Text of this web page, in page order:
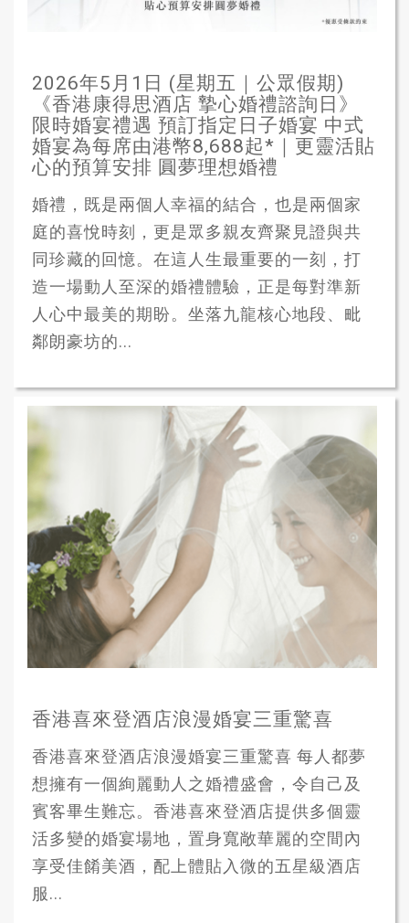
2026年5月1日 (星期五｜公眾假期)
《香港康得思酒店 摯心婚禮諮詢日》
限時婚宴禮遇 預訂指定日子婚宴 中式
婚宴為每席由港幣8,688起*｜更靈活貼
心的預算安排 圓夢理想婚禮
婚禮，既是兩個人幸福的結合，也是兩個家
庭的喜悅時刻，更是眾多親友齊聚見證與共
同珍藏的回憶。在這人生最重要的一刻，打
造一場動人至深的婚禮體驗，正是每對準新
人心中最美的期盼。坐落九龍核心地段、毗
鄰朗豪坊的...
香港喜來登酒店浪漫婚宴三重驚喜
香港喜來登酒店浪漫婚宴三重驚喜 每人都夢
想擁有一個絢麗動人之婚禮盛會，令自己及
賓客畢生難忘。香港喜來登酒店提供多個靈
活多變的婚宴場地，置身寬敞華麗的空間內
享受佳餚美酒，配上體貼入微的五星級酒店
服...